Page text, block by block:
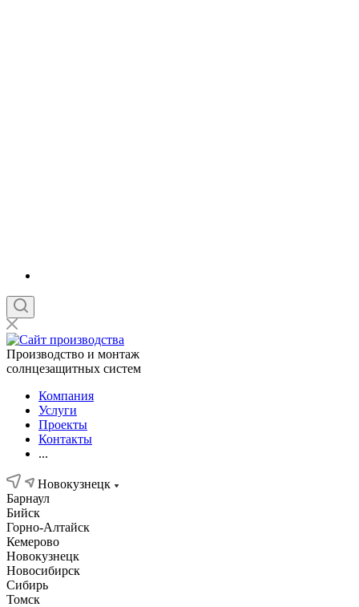
Производство и монтаж
солнцезащитных систем
Компания
Услуги
Проекты
Контакты
...
Новокузнецк
Барнаул
Бийск
Горно-Алтайск
Кемерово
Новокузнецк
Новосибирск
Сибирь
Томск